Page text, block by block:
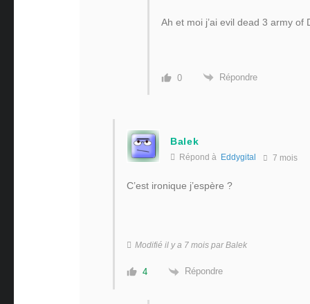
Ah et moi j’ai evil dead 3 army
0 Répondre
Balek
Répond à Eddygital 7 mois
C’est ironique j’espère ?
Modifié il y a 7 mois par Balek
4 Répondre